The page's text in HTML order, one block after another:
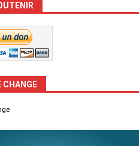
CHANGE